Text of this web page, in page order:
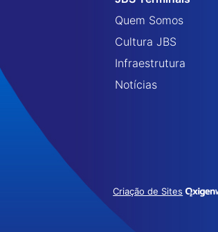
Quem Somos
Cultura JBS
Infraestrutura
Notícias
Criação de Sites